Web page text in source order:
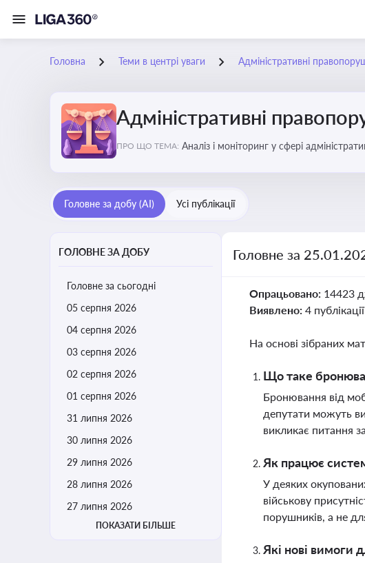
Головна Теми в центрі уваги Адміністративні
Адміністративні
ПРО ЩО ТЕМА: Аналіз і моніторинг у сфері
Головне за добу (AI) Усі публікації
ГОЛОВНЕ ЗА ДОБУ
Головне за сьогодні
05 серпня 2026
04 серпня 2026
03 серпня 2026
02 серпня 2026
01 серпня 2026
31 липня 2026
30 липня 2026
29 липня 2026
28 липня 2026
27 липня 2026
ПОКАЗАТИ БІЛЬШЕ
Головне за
Опрацьовано: 14423
Виявлено: 4
На основі зібраних
Що таке
Бронювання від
депутати можуть
викликає питання
Як працює
У деяких
військову
порушників, а не
Які нові вимоги